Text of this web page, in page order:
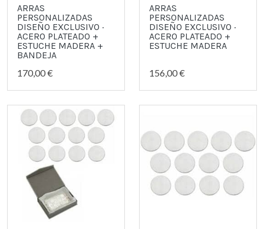
ARRAS
PERSONALIZADAS
DISEÑO EXCLUSIVO ·
ACERO PLATEADO +
ESTUCHE MADERA +
BANDEJA
170,00 €
ARRAS
PERSONALIZADAS
DISEÑO EXCLUSIVO ·
ACERO PLATEADO +
ESTUCHE MADERA
156,00 €